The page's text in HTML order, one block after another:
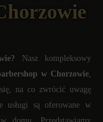
Nasz kompleksowy
w Chorzowie,
na co zwrócić uwagę
usługi są oferowane w